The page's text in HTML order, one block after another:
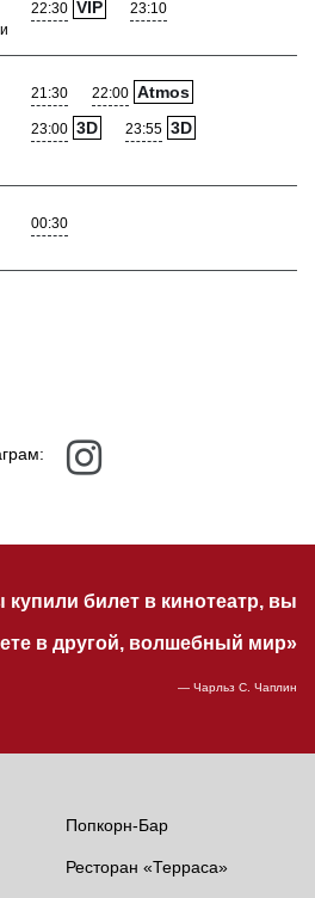
22:30 VIP 23:10
21:30 22:00 Atmos
23:00 3D 23:55 3D
00:30
купили билет в кинотеатр, вы
в другой, волшебный мир»
— Чарльз С. Чаплин
Попкорн-Бар
Ресторан «Терраса»